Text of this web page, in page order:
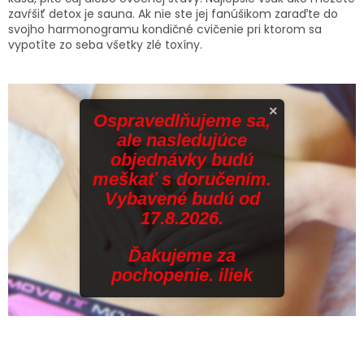
zavŕšiť detox je sauna. Ak nie ste jej fanúšikom zaraďte do
svojho harmonogramu kondičné cvičenie pri ktorom sa
vypotíte zo seba všetky zlé toxíny.
×
Ospravedlňujeme sa,
ale nasledujúce
objednávky budú
meškať s doručením.
Vybavené budú od
17.8.2026.
Ďakujeme za
pochopenie. iliek